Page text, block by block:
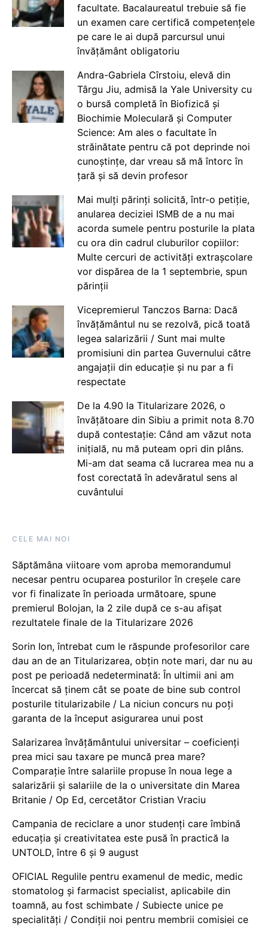
facultate. Bacalaureatul trebuie să fie
un examen care certifică competențele
pe care le ai după parcursul unui
învățământ obligatoriu
Andra-Gabriela Cîrstoiu, elevă din
Târgu Jiu, admisă la Yale University cu
o bursă completă în Biofizică și
Biochimie Moleculară și Computer
Science: Am ales o facultate în
străinătate pentru că pot deprinde noi
cunoștințe, dar vreau să mă întorc în
țară și să devin profesor
Mai mulți părinți solicită, într-o petiție,
anularea deciziei ISMB de a nu mai
acorda sumele pentru posturile la plata
cu ora din cadrul cluburilor copiilor:
Multe cercuri de activități extrașcolare
vor dispărea de la 1 septembrie, spun
părinții
Vicepremierul Tanczos Barna: Dacă
învățământul nu se rezolvă, pică toată
legea salarizării / Sunt mai multe
promisiuni din partea Guvernului către
angajații din educație și nu par a fi
respectate
De la 4.90 la Titularizare 2026, o
învățătoare din Sibiu a primit nota 8.70
după contestație: Când am văzut nota
inițială, nu mă puteam opri din plâns.
Mi-am dat seama că lucrarea mea nu a
fost corectată în adevăratul sens al
cuvântului
CELE MAI NOI
Săptămâna viitoare vom aproba memorandumul
necesar pentru ocuparea posturilor în creșele care
vor fi finalizate în perioada următoare, spune
premierul Bolojan, la 2 zile după ce s-au afișat
rezultatele finale de la Titularizare 2026
Sorin Ion, întrebat cum le răspunde profesorilor care
dau an de an Titularizarea, obțin note mari, dar nu au
post pe perioadă nedeterminată: În ultimii ani am
încercat să ținem cât se poate de bine sub control
posturile titularizabile / La niciun concurs nu poți
garanta de la început asigurarea unui post
Salarizarea învățământului universitar – coeficienți
prea mici sau taxare pe muncă prea mare?
Comparație între salariile propuse în noua lege a
salarizării și salariile de la o universitate din Marea
Britanie / Op Ed, cercetător Cristian Vraciu
Campania de reciclare a unor studenți care îmbină
educația și creativitatea este pusă în practică la
UNTOLD, între 6 și 9 august
OFICIAL Regulile pentru examenul de medic, medic
stomatolog și farmacist specialist, aplicabile din
toamnă, au fost schimbate / Subiecte unice pe
specialități / Condiții noi pentru membrii comisiei ce